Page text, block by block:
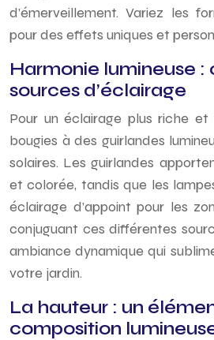
d’émerveillement. Variez les
pour des effets uniques et
Harmonie lumineuse :
sources d’éclairage
Pour un éclairage plus riche et
bougies à des guirlandes
solaires. Les guirlandes
et colorée, tandis que les
éclairage d’appoint pour les
conjuguant ces différentes
ambiance dynamique qui
votre jardin.
La hauteur : un
composition